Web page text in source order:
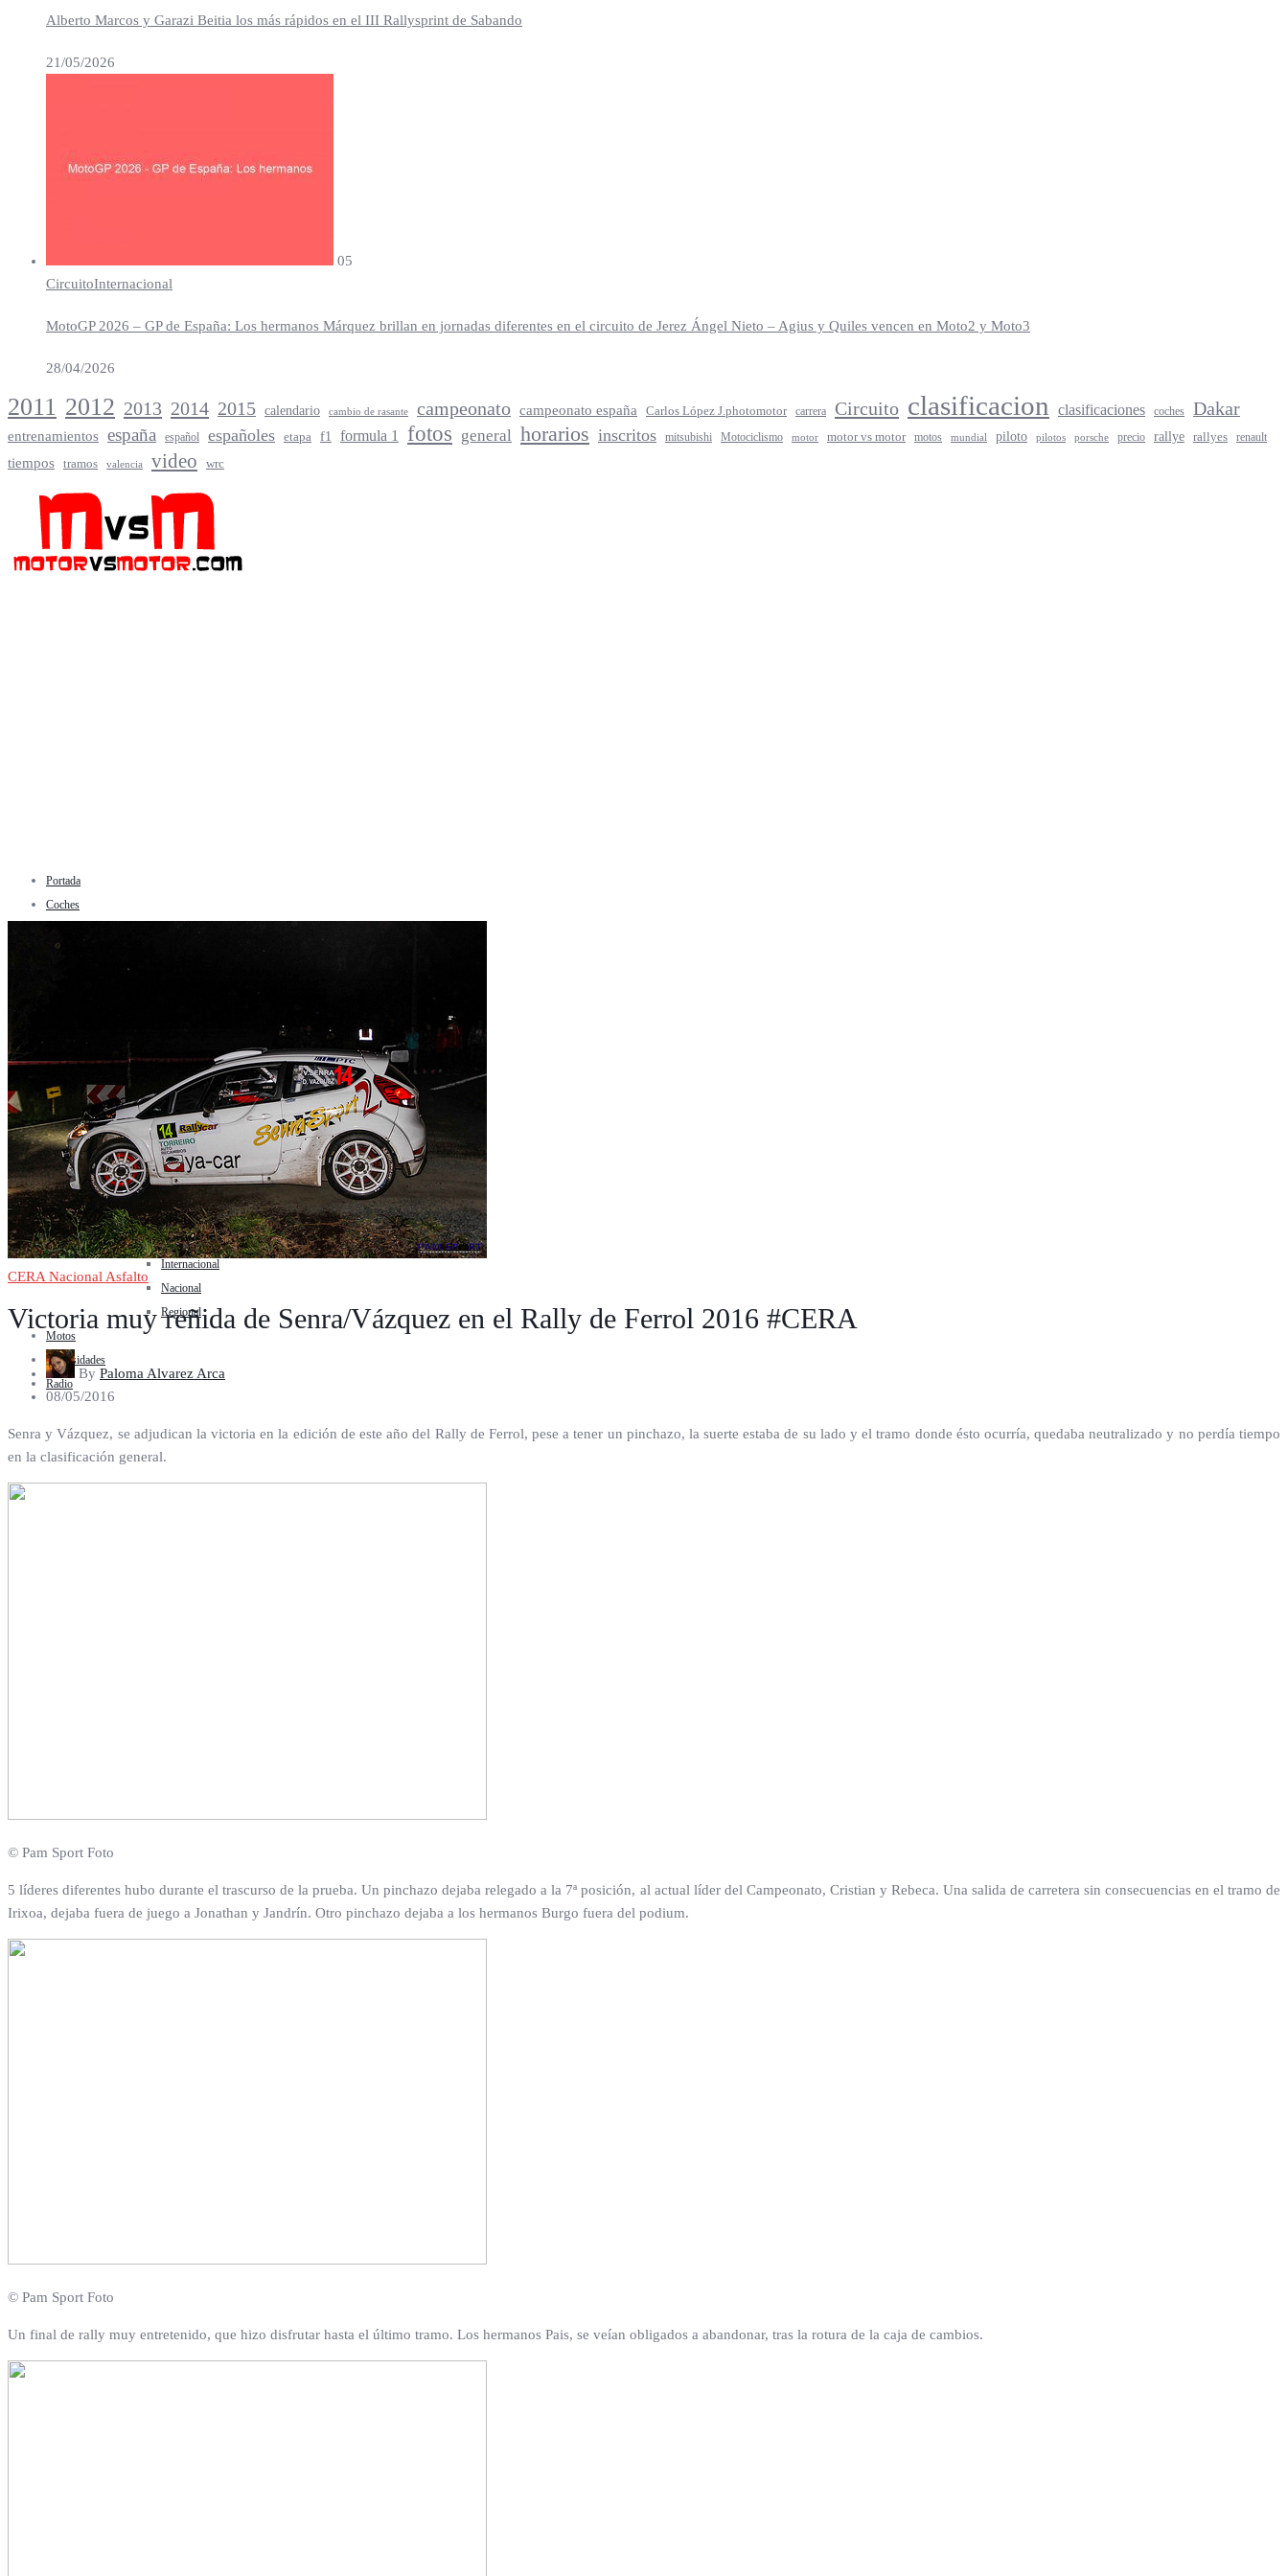
Alberto Marcos y Garazi Beitia los más rápidos en el III Rallysprint de Sabando
21/05/2026
05
CircuitoInternacional
MotoGP 2026 – GP de España: Los hermanos Márquez brillan en jornadas diferentes en el circuito de Jerez Ángel Nieto – Agius y Quiles vencen en Moto2 y Moto3
28/04/2026
2011 2012 2013 2014 2015 calendario cambio de rasante campeonato campeonato españa Carlos López J.photomotor carrera Circuito clasificacion clasificaciones coches Dakar
entrenamientos españa español españoles etapa f1 formula 1 fotos general horarios inscritos mitsubishi Motociclismo motor motor vs motor motos mundial piloto pilotos porsche precio rallye rallyes renault
tiempos tramos valencia video wrc
Portada
Coches
Deporte
CERA Nacional Asfalto
CERT Nacional Tierra
Montaña
Todo Terrenos
Regional
Dakar
Circuito
Formula 1
Internacional
Nacional
Regional
Motos
Curiosidades
Radio
CERA Nacional Asfalto
Victoria muy reñida de Senra/Vázquez en el Rally de Ferrol 2016 #CERA
By Paloma Alvarez Arca
08/05/2016
Senra y Vázquez, se adjudican la victoria en la edición de este año del Rally de Ferrol, pese a tener un pinchazo, la suerte estaba de su lado y el tramo donde ésto ocurría, quedaba neutralizado y no perdía tiempo
en la clasificación general.
© Pam Sport Foto
5 líderes diferentes hubo durante el trascurso de la prueba. Un pinchazo dejaba relegado a la 7ª posición, al actual líder del Campeonato, Cristian y Rebeca. Una salida de carretera sin consecuencias en el tramo de
Irixoa, dejaba fuera de juego a Jonathan y Jandrín. Otro pinchazo dejaba a los hermanos Burgo fuera del podium.
© Pam Sport Foto
Un final de rally muy entretenido, que hizo disfrutar hasta el último tramo. Los hermanos Pais, se veían obligados a abandonar, tras la rotura de la caja de cambios.